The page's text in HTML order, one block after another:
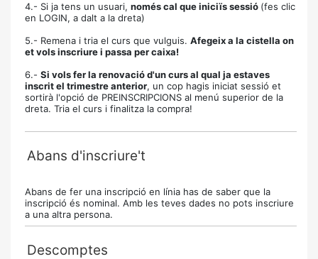
4.- Si ja tens un usuari, només cal que iniciïs sessió (fes clic
en LOGIN, a dalt a la dreta)
5.- Remena i tria el curs que vulguis. Afegeix a la cistella on
et vols inscriure i passa per caixa!
6.- Si vols fer la renovació d'un curs al qual ja estaves
inscrit el trimestre anterior, un cop hagis iniciat sessió et
sortirà l'opció de PREINSCRIPCIONS al menú superior de la
dreta. Tria el curs i finalitza la compra!
Abans d'inscriure't
Abans de fer una inscripció en línia has de saber que la
inscripció és nominal. Amb les teves dades no pots inscriure
a una altra persona.
Descomptes